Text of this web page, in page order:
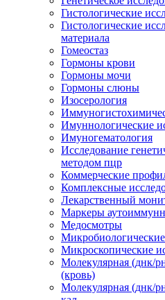
Гистологические
Гистологические
материала
Гомеостаз
Гормоны крови
Гормоны мочи
Гормоны слюны
Изосерология
Имуннологические
Имуногематология
Исследование
методом пцр
Коммерческие
Комплексные
Лекарственный
Маркеры
Медосмотры
Микроскопические
Молекулярная (днк/
(кровь)
Молекулярная (днк/